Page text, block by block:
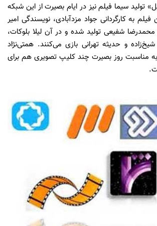
تولید سیما فیلم نیز در ایام بصیرت از این شبکه
به کارگردانی جواد مزدآبادی، نویسندگی امیر
محمدرضا شفیعی تولید شده و در آن لیلا بلوکات،
شیخ‌زاده و حدیثه تهرانی بازی می‌کنند. همتی‌نژاد
مناسبت روز بصیرت چند کلیپ تصویری هم برای